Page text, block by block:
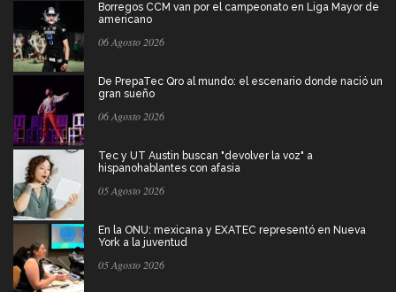
Borregos CCM van por el campeonato en Liga Mayor de
americano
06 Agosto 2026
De PrepaTec Qro al mundo: el escenario donde nació un
gran sueño
06 Agosto 2026
Tec y UT Austin buscan "devolver la voz" a
hispanohablantes con afasia
05 Agosto 2026
En la ONU: mexicana y EXATEC representó en Nueva
York a la juventud
05 Agosto 2026